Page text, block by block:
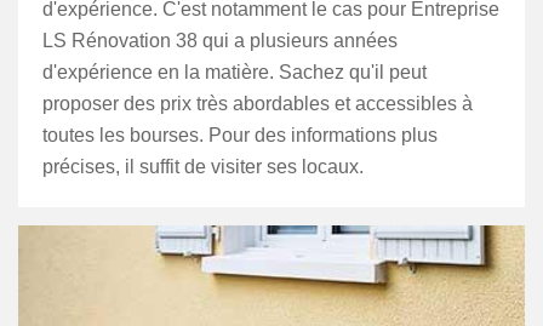
d'expérience. C'est notamment le cas pour Entreprise
LS Rénovation 38 qui a plusieurs années
d'expérience en la matière. Sachez qu'il peut
proposer des prix très abordables et accessibles à
toutes les bourses. Pour des informations plus
précises, il suffit de visiter ses locaux.